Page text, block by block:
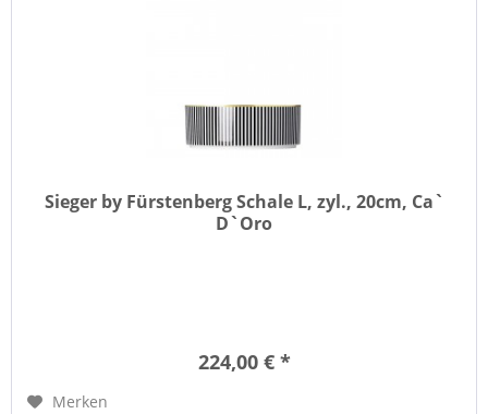
Sieger by Fürstenberg Schale L, zyl., 20cm, Ca`
D`Oro
224,00 € *
Merken